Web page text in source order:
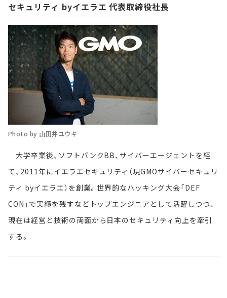
セキュリティ byイエラエ 代表取締役社長
Photo by 山田井ユウキ
大学卒業後、ソフトバンクBB、サイバーエージェントを経
て、2011年にイエラエセキュリティ（現GMOサイバーセキュリ
ティ byイエラエ）を創業。世界的なハッキング大会「DEF
CON」で実績を残すなどトップエンジニアとして活躍しつつ、
現在は経営と技術の両面から日本のセキュリティ向上を牽引
する。